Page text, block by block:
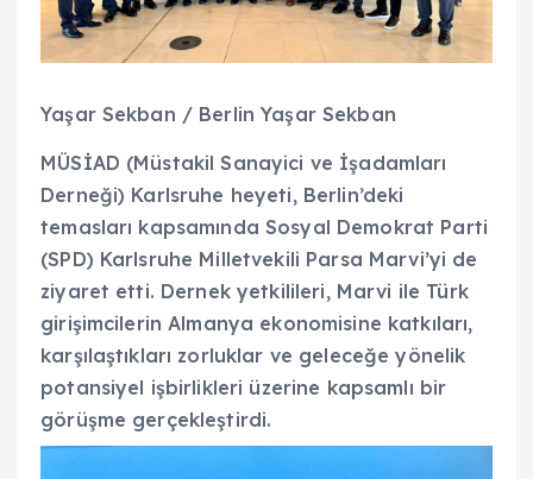
Yaşar Sekban / Berlin Yaşar Sekban
MÜSİAD (Müstakil Sanayici ve İşadamları
Derneği) Karlsruhe heyeti, Berlin’deki
temasları kapsamında Sosyal Demokrat Parti
(SPD) Karlsruhe Milletvekili Parsa Marvi’yi de
ziyaret etti. Dernek yetkilileri, Marvi ile Türk
girişimcilerin Almanya ekonomisine katkıları,
karşılaştıkları zorluklar ve geleceğe yönelik
potansiyel işbirlikleri üzerine kapsamlı bir
görüşme gerçekleştirdi.